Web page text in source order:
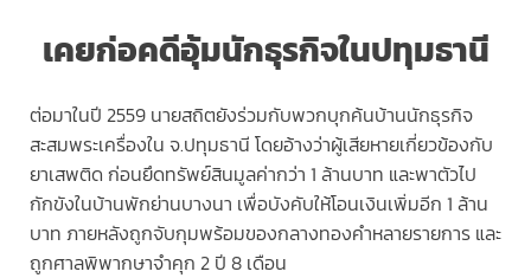
เคยก่อคดีอุ้มนักธุรกิจในปทุมธานี
ต่อมาในปี 2559 นายสถิตยังร่วมกับพวกบุกค้นบ้านนักธุรกิจ
สะสมพระเครื่องใน จ.ปทุมธานี โดยอ้างว่าผู้เสียหายเกี่ยวข้องกับ
ยาเสพติด ก่อนยึดทรัพย์สินมูลค่ากว่า 1 ล้านบาท และพาตัวไป
กักขังในบ้านพักย่านบางนา เพื่อบังคับให้โอนเงินเพิ่มอีก 1 ล้าน
บาท ภายหลังถูกจับกุมพร้อมของกลางทองคำหลายรายการ และ
ถูกศาลพิพากษาจำคุก 2 ปี 8 เดือน